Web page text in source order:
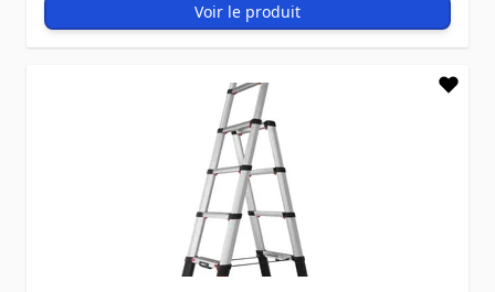
Voir le produit